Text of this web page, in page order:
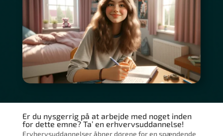
Er du nysgerrig på at arbejde med noget inden
for dette emne? Ta’ en erhvervsuddannelse!
Ervhervsuddannelser åbner dørene for en spændende